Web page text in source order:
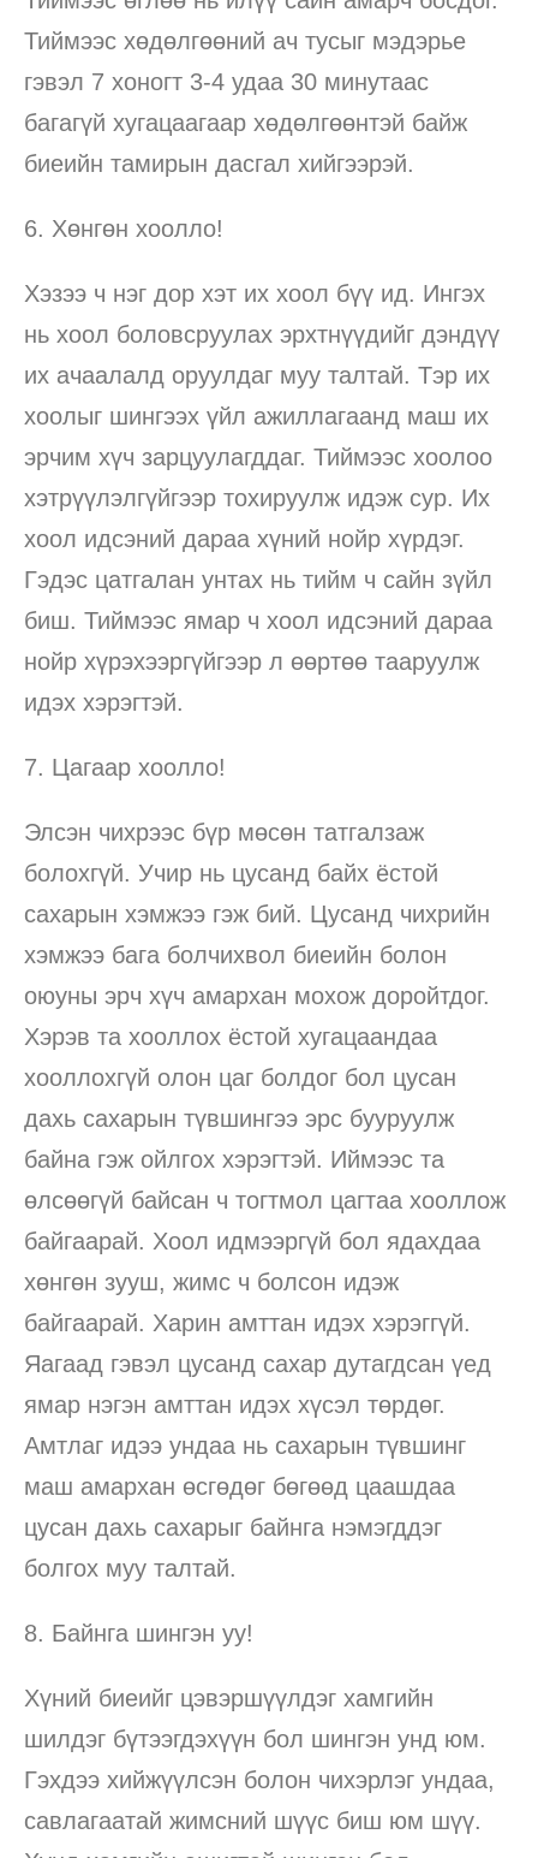
Тиймээс хөдөлгөөний ач тусыг мэдэрье
гэвэл 7 хоногт 3-4 удаа 30 минутаас
багагүй хугацаагаар хөдөлгөөнтэй байж
биеийн тамирын дасгал хийгээрэй.
6. Хөнгөн хоолло!
Хэзээ ч нэг дор хэт их хоол бүү ид. Ингэх
нь хоол боловсруулах эрхтнүүдийг дэндүү
их ачаалалд оруулдаг муу талтай. Тэр их
хоолыг шингээх үйл ажиллагаанд маш их
эрчим хүч зарцуулагддаг. Тиймээс хоолоо
хэтрүүлэлгүйгээр тохируулж идэж сур. Их
хоол идсэний дараа хүний нойр хүрдэг.
Гэдэс цатгалан унтах нь тийм ч сайн зүйл
биш. Тиймээс ямар ч хоол идсэний дараа
нойр хүрэхээргүйгээр л өөртөө тааруулж
идэх хэрэгтэй.
7. Цагаар хоолло!
Элсэн чихрээс бүр мөсөн татгалзаж
болохгүй. Учир нь цусанд байх ёстой
сахарын хэмжээ гэж бий. Цусанд чихрийн
хэмжээ бага болчихвол биеийн болон
оюуны эрч хүч амархан мохож доройтдог.
Хэрэв та хооллох ёстой хугацаандаа
хооллохгүй олон цаг болдог бол цусан
дахь сахарын түвшингээ эрс бууруулж
байна гэж ойлгох хэрэгтэй. Иймээс та
өлсөөгүй байсан ч тогтмол цагтаа хооллож
байгаарай. Хоол идмээргүй бол ядахдаа
хөнгөн зууш, жимс ч болсон идэж
байгаарай. Харин амттан идэх хэрэггүй.
Яагаад гэвэл цусанд сахар дутагдсан үед
ямар нэгэн амттан идэх хүсэл төрдөг.
Амтлаг идээ ундаа нь сахарын түвшинг
маш амархан өсгөдөг бөгөөд цаашдаа
цусан дахь сахарыг байнга нэмэгддэг
болгох муу талтай.
8. Байнга шингэн уу!
Хүний биеийг цэвэршүүлдэг хамгийн
шилдэг бүтээгдэхүүн бол шингэн унд юм.
Гэхдээ хийжүүлсэн болон чихэрлэг ундаа,
савлагаатай жимсний шүүс биш юм шүү.